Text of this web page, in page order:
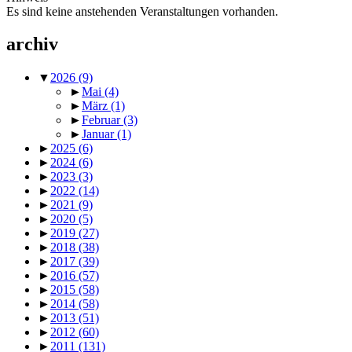
Es sind keine anstehenden Veranstaltungen vorhanden.
archiv
▼ 2026 (9)
►Mai (4)
►März (1)
►Februar(3)
►Januar(1)
► 2025 (6)
► 2024 (6)
► 2023 (3)
► 2022 (14)
► 2021 (9)
► 2020 (5)
► 2019 (27)
► 2018 (38)
► 2017 (39)
► 2016 (57)
► 2015 (58)
► 2014 (58)
► 2013 (51)
► 2012 (60)
► 2011 (131)